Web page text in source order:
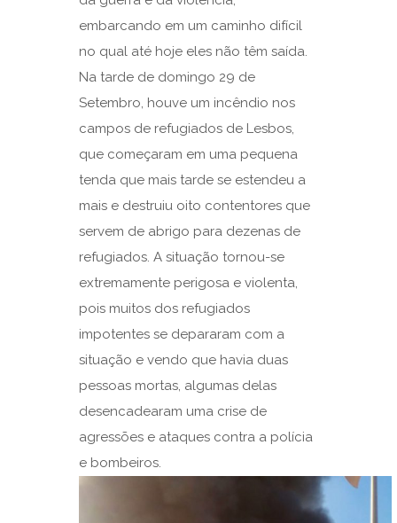
embarcando em um caminho difícil
no qual até hoje eles não têm saída.
Na tarde de domingo 29 de
Setembro, houve um incêndio nos
campos de refugiados de Lesbos,
que começaram em uma pequena
tenda que mais tarde se estendeu a
mais e destruiu oito contentores que
servem de abrigo para dezenas de
refugiados. A situação tornou-se
extremamente perigosa e violenta,
pois muitos dos refugiados
impotentes se depararam com a
situação e vendo que havia duas
pessoas mortas, algumas delas
desencadearam uma crise de
agressões e ataques contra a polícia
e bombeiros.